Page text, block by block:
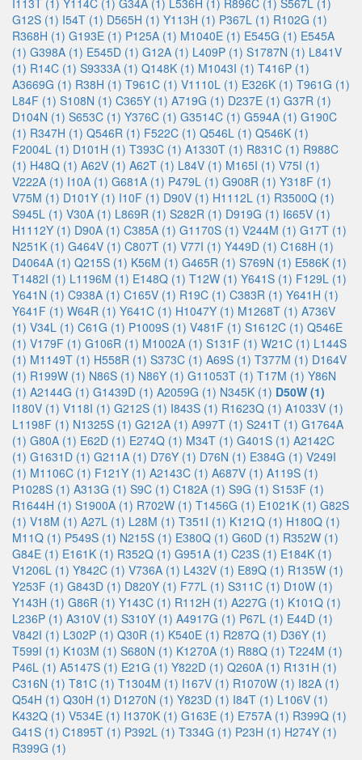
I113T (1) Y114C (1) G34A (1) L536H (1) R896C (1) S567L (1)
G12S (1) I54T (1) D565H (1) Y113H (1) P367L (1) R102G (1)
R368H (1) G193E (1) P125A (1) M1040E (1) E545G (1) E545A
(1) G398A (1) E545D (1) G12A (1) L409P (1) S1787N (1) L841V
(1) R14C (1) S9333A (1) Q148K (1) M1043I (1) T416P (1)
A3669G (1) R38H (1) T961C (1) V1110L (1) E326K (1) T961G (1)
L84F (1) S108N (1) C365Y (1) A719G (1) D237E (1) G37R (1)
D104N (1) S653C (1) Y376C (1) G3514C (1) G594A (1) G190C
(1) R347H (1) Q546R (1) F522C (1) Q546L (1) Q546K (1)
F2004L (1) D101H (1) T393C (1) A1330T (1) R831C (1) R988C
(1) H48Q (1) A62V (1) A62T (1) L84V (1) M165I (1) V75I (1)
V222A (1) I10A (1) G681A (1) P479L (1) G908R (1) Y318F (1)
V75M (1) D101Y (1) I10F (1) D90V (1) H1112L (1) R3500Q (1)
S945L (1) V30A (1) L869R (1) S282R (1) D919G (1) I665V (1)
H1112Y (1) D90A (1) C385A (1) G1170S (1) V244M (1) G17T (1)
N251K (1) G464V (1) C807T (1) V77I (1) Y449D (1) C168H (1)
D4064A (1) Q215S (1) K56M (1) G465R (1) S769N (1) E586K (1)
T1482I (1) L1196M (1) E148Q (1) T12W (1) Y641S (1) F129L (1)
Y641N (1) C938A (1) C165V (1) R19C (1) C383R (1) Y641H (1)
Y641F (1) W64R (1) Y641C (1) H1047Y (1) M1268T (1) A736V
(1) V34L (1) C61G (1) P1009S (1) V481F (1) S1612C (1) Q546E
(1) V179F (1) G106R (1) M1002A (1) S131F (1) W21C (1) L144S
(1) M1149T (1) H558R (1) S373C (1) A69S (1) T377M (1) D164V
(1) R199W (1) N86S (1) N86Y (1) G11053T (1) T17M (1) Y86N
(1) A2144G (1) G1439D (1) A2059G (1) N345K (1) D50W (1)
I180V (1) V118I (1) G212S (1) I843S (1) R1623Q (1) A1033V (1)
L1198F (1) N1325S (1) G212A (1) A997T (1) S241T (1) G1764A
(1) G80A (1) E62D (1) E274Q (1) M34T (1) G401S (1) A2142C
(1) G1631D (1) G211A (1) D76Y (1) D76N (1) E384G (1) V249I
(1) M1106C (1) F121Y (1) A2143C (1) A687V (1) A119S (1)
P1028S (1) A313G (1) S9C (1) C182A (1) S9G (1) S153F (1)
R1644H (1) S1900A (1) R702W (1) T1456G (1) E1021K (1) G82S
(1) V18M (1) A27L (1) L28M (1) T351I (1) K121Q (1) H180Q (1)
M11Q (1) P549S (1) N215S (1) E380Q (1) G60D (1) R352W (1)
G84E (1) E161K (1) R352Q (1) G951A (1) C23S (1) E184K (1)
V1206L (1) Y842C (1) V736A (1) L432V (1) E89Q (1) R135W (1)
Y253F (1) G843D (1) D820Y (1) F77L (1) S311C (1) D10W (1)
Y143H (1) G86R (1) Y143C (1) R112H (1) A227G (1) K101Q (1)
L236P (1) A310V (1) S310Y (1) A4917G (1) P67L (1) E44D (1)
V842I (1) L302P (1) Q30R (1) K540E (1) R287Q (1) D36Y (1)
T599I (1) K103M (1) S680N (1) K1270A (1) R88Q (1) T224M (1)
P46L (1) A5147S (1) E21G (1) Y822D (1) Q260A (1) R131H (1)
C316N (1) T81C (1) T1304M (1) I167V (1) R1070W (1) I82A (1)
Q54H (1) Q30H (1) D1270N (1) Y823D (1) I84T (1) L106V (1)
K432Q (1) V534E (1) I1370K (1) G163E (1) E757A (1) R399Q (1)
G41S (1) C1895T (1) P392L (1) T334G (1) P23H (1) H274Y (1)
R399G (1)